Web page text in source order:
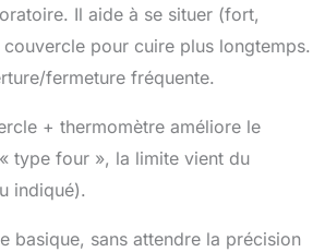
Il aide à se situer (fort,
pour cuire plus longtemps.
fermeture fréquente.
+ thermomètre améliore le
type four », la limite vient du
indiqué).
basique, sans attendre la précision